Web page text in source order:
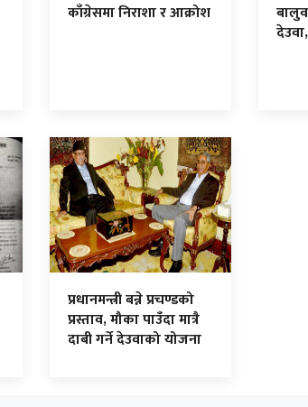
काँग्रेसमा निराशा र आक्रोश
प्रधानमन्त्री बन्ने प्रचण्डको
प्रस्ताव, मौका पाउँदा मात्रै
दाबी गर्ने देउवाको योजना